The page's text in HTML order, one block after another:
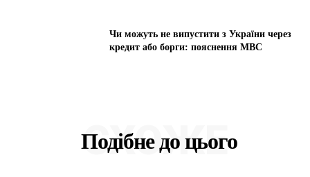
Чи можуть не випустити з України через
кредит або борги: пояснення МВС
Подібне до цього
СХОЖЕ